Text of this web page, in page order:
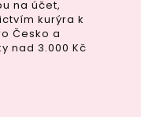
na účet,
kurýra k
Česko a
nad 3.000 Kč